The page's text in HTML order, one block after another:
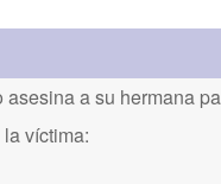
a su hermana
víctima: